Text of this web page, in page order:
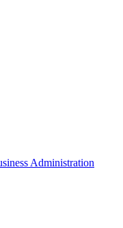
Administration